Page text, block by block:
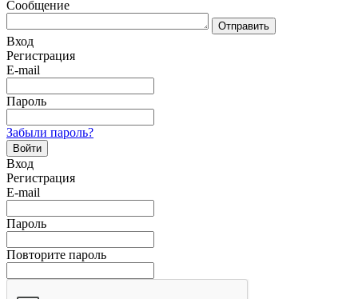
Сообщение
Отправить
Вход
Регистрация
E-mail
Пароль
Забыли пароль?
Войти
Вход
Регистрация
E-mail
Пароль
Повторите пароль